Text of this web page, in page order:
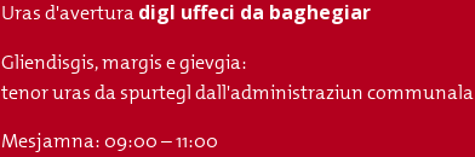
Uras d'averturadigl uffeci da baghegiar
Gliendisgis, margis e gievgia:
tenor uras da spurtegl dall'administraziun communala
Mesjamna: 09:00 – 11:00